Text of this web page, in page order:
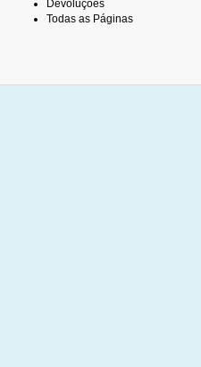
Devoluções
Todas as Páginas